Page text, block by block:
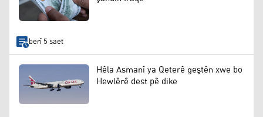
berî 5 saet
Hêla Asmanî ya Qeterê geştên xwe bo
Hewlêrê dest pê dike